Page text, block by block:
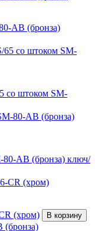
AB (бронза)
со штоком SM-
AB (бронза) ключ/
(хром)
В корзину